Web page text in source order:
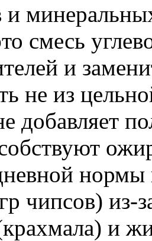
смесь
и
не из
добавляет
нормы
чипсов) из-
и